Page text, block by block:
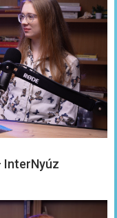
InterNyúz